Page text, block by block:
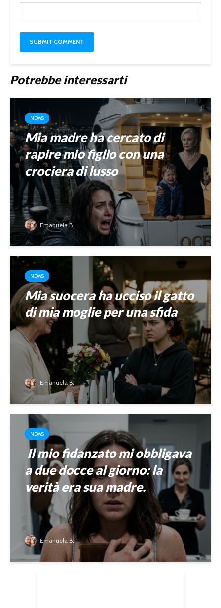
Potrebbe interessarti
NEWS
Mia madre ha cercato di
rapire mio figlio con una
crociera di lusso
Emanuela B.
NEWS
Mia suocera ha ucciso il gatto
di mia moglie per una sfida
Emanuela B.
NEWS
Il mio fidanzato mi obbligava
a due docce al giorno: la
verità era sua madre.
Emanuela B.